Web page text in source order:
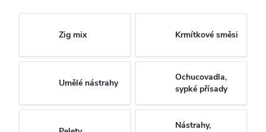
Zig mix Krmítkové směsi
Umělé nástrahy
Ochucovadla,
sypké přísady
Nástrahy,